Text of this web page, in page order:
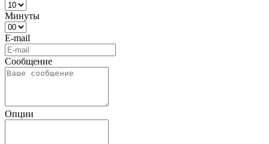
Минуты
E-mail
Сообщение
Опции